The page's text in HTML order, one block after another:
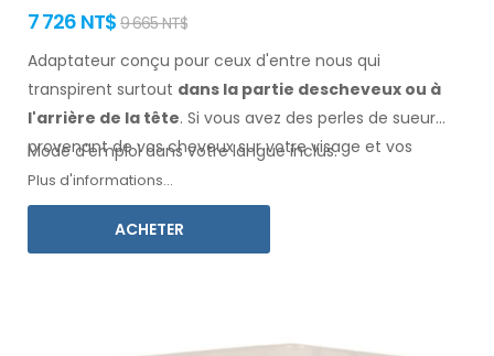
7 726 NT$ 9 665 NT$
Adaptateur conçu pour ceux d'entre nous qui
transpirent surtout dans la partie descheveux ou à
l'arrière de la tête. Si vous avez des perles de sueur
provenant de vos cheveuxsur votre visage et vos
vêtements, cet adaptateur, associé à Electro
Antiperspirant Forte ou Electro Antiperspirant ELITE, est
fait pour vous.
Mode d'emploi dans votre langue inclus.
Plus d'informations...
ACHETER